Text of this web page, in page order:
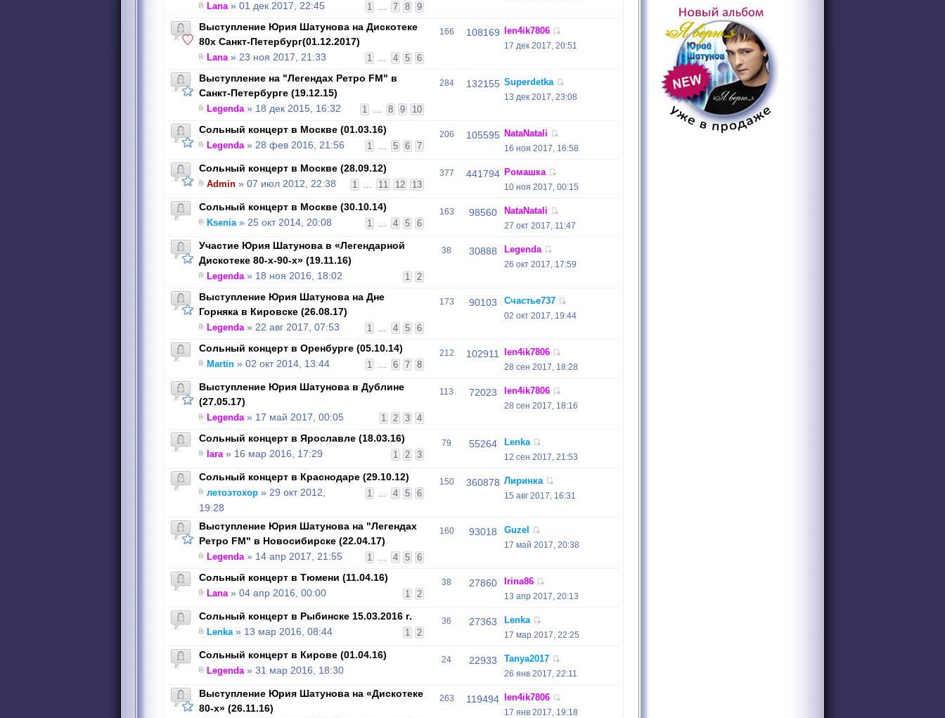
1 ... 7 8 9
Lana» 01 дек 2017, 22:45
Выступление Юрия Шатунова на Дискотеке
80х Санкт-Петербург(01.12.2017)
1 ... 4 5 6
Lana» 23 ноя 2017, 21:33
166 108169 len4ik7806
17 дек 2017, 20:51
Выступление на "Легендах Ретро FM" в
Санкт-Петербурге (19.12.15)
1 ... 8 9 10
Legenda» 18 дек 2015, 16:32
284 132155 Superdetka
13 дек 2017, 23:08
Сольный концерт в Москве (01.03.16)
1 ... 5 6 7
Legenda» 28 фев 2016, 21:56
206 105595 NataNatali
16 ноя 2017, 16:58
Сольный концерт в Москве (28.09.12)
1 ... 11 12 13
Admin » 07 июл 2012, 22:38
377 441794 Ромашка
10 ноя 2017, 00:15
Сольный концерт в Москве (30.10.14)
1 ... 4 5 6
Ksenia» 25 окт 2014, 20:08
163 98560 NataNatali
27 окт 2017, 11:47
Участие Юрия Шатунова в «Легендарной
Дискотеке 80-х-90-х» (19.11.16)
1 2
Legenda» 18 ноя 2016, 18:02
38 30888 Legenda
26 окт 2017, 17:59
Выступление Юрия Шатунова на Дне
Горняка в Кировске (26.08.17)
1 ... 4 5 6
Legenda» 22 авг 2017, 07:53
173 90103 Счастье737
02 окт 2017, 19:44
Сольный концерт в Оренбурге (05.10.14)
1 ... 6 7 8
Martin » 02 окт 2014, 13:44
212 102911 len4ik7806
28 сен 2017, 18:28
Выступление Юрия Шатунова в Дублине
(27.05.17)
1 2 3 4
Legenda» 17 май 2017, 00:05
113 72023 len4ik7806
28 сен 2017, 18:16
Сольный концерт в Ярославле (18.03.16)
1 2 3
lara» 16 мар 2016, 17:29
79 55264 Lenka
12 сен 2017, 21:53
Cольный концерт в Краснодаре (29.10.12)
1 ... 4 5 6
летоэтохор » 29 окт 2012,
19:28
150 360878 Лиринка
15 авг 2017, 16:31
Выступление Юрия Шатунова на "Легендах
Ретро FM" в Новосибирске (22.04.17)
1 ... 4 5 6
Legenda» 14 апр 2017, 21:55
160 93018 Guzel
17 май 2017, 20:38
Сольный концерт в Тюмени (11.04.16)
1 2
Lana» 04 апр 2016, 00:00
38 27860 Irina86
13 апр 2017, 20:13
Сольный концерт в Рыбинске 15.03.2016 г.
1 2
Lenka» 13 мар 2016, 08:44
36 27363 Lenka
17 мар 2017, 22:25
Сольный концерт в Кирове (01.04.16)
Legenda» 31 мар 2016, 18:30
24 22933 Tanya2017
26 янв 2017, 22:11
Выступление Юрия Шатунова на «Дискотеке
80-х» (26.11.16)
263 119494 len4ik7806
17 янв 2017, 19:18